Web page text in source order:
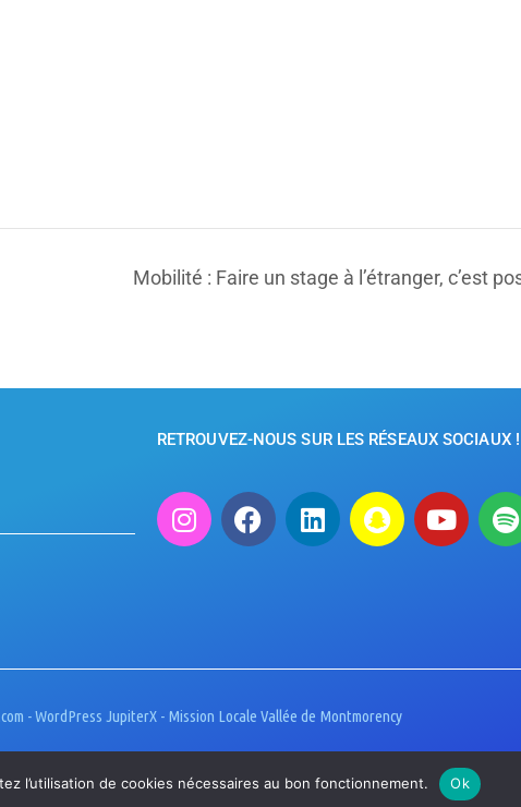
Mobilité : Faire un stage à l’étranger, c’est
RETROUVEZ-NOUS SUR LES RÉSEAUX SOCIAUX !
- WordPress JupiterX - Mission Locale Vallée de Montmorency
l’utilisation de cookies nécessaires au bon fonctionnement. Ok